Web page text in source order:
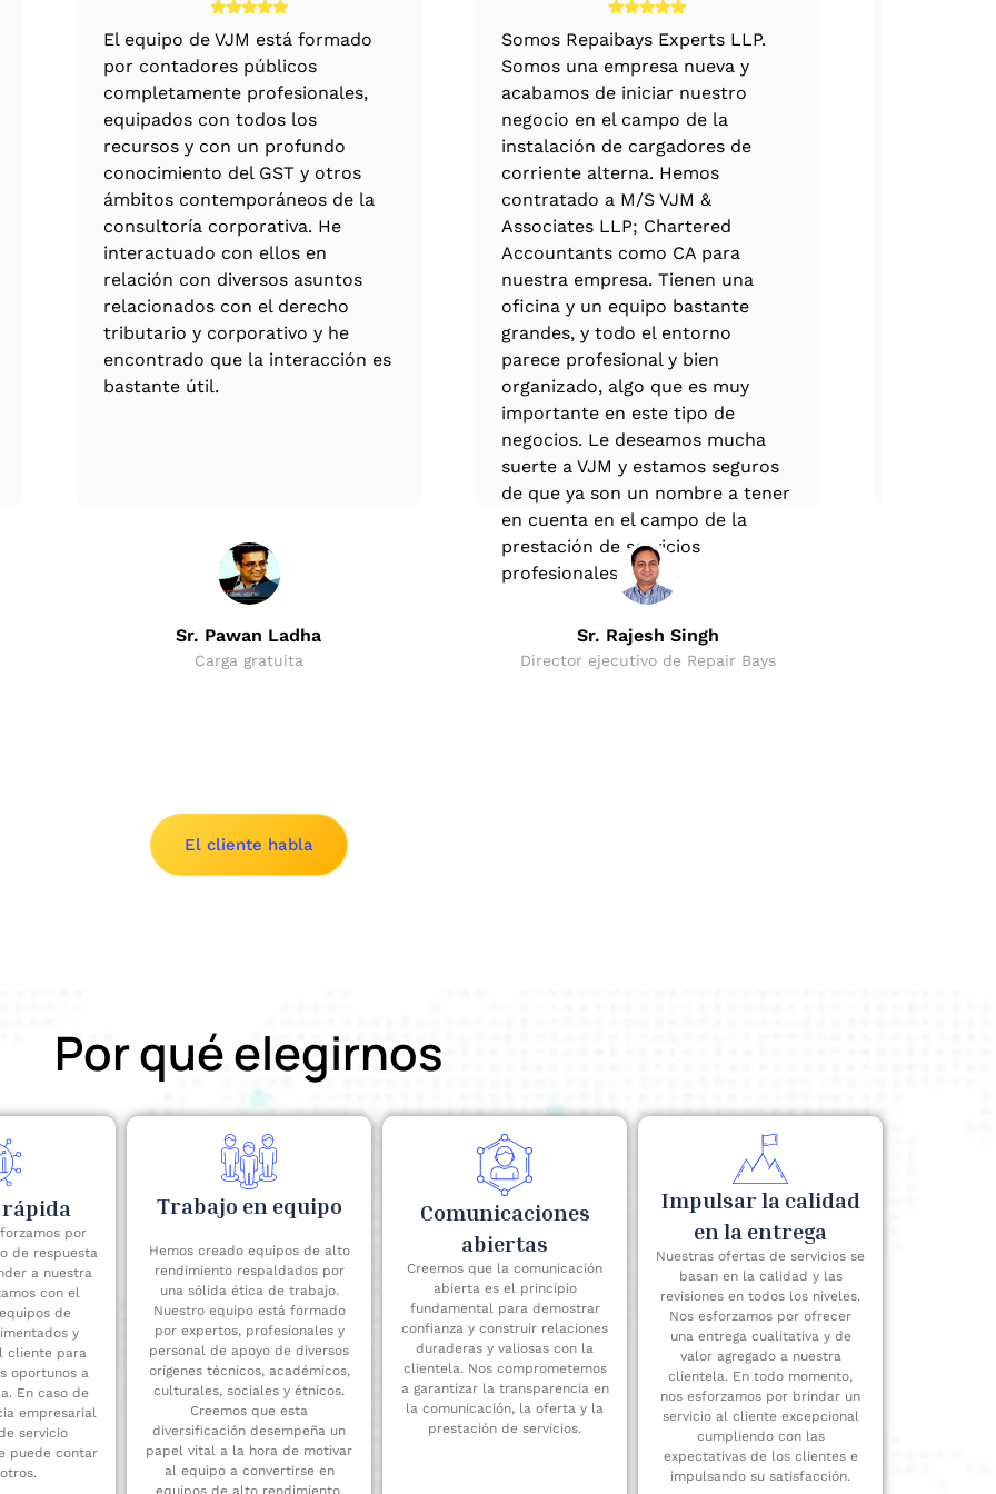
El equipo de VJM está formado
por contadores públicos
completamente profesionales,
equipados con todos los
recursos y con un profundo
conocimiento del GST y otros
ámbitos contemporáneos de la
consultoría corporativa. He
interactuado con ellos en
relación con diversos asuntos
relacionados con el derecho
tributario y corporativo y he
encontrado que la interacción es
bastante útil.
Sr. Pawan Ladha
Carga gratuita
Somos Repaibays Experts LLP.
Somos una empresa nueva y
acabamos de iniciar nuestro
negocio en el campo de la
instalación de cargadores de
corriente alterna. Hemos
contratado a M/S VJM &
Associates LLP; Chartered
Accountants como CA para
nuestra empresa. Tienen una
oficina y un equipo bastante
grandes, y todo el entorno
parece profesional y bien
organizado, algo que es muy
importante en este tipo de
negocios. Le deseamos mucha
suerte a VJM y estamos seguros
de que ya son un nombre a tener
en cuenta en el campo de la
prestación de servicios
profesionales de CA.
Sr. Rajesh Singh
Director ejecutivo de Repair Bays
El cliente habla
Por qué elegirnos
por
de respuesta
a nuestra
con el
de
y
cliente para
oportunos a
En caso de
empresarial
servicio
puede contar
Trabajo en equipo
Hemos creado equipos de alto
rendimiento respaldados por
una sólida ética de trabajo.
Nuestro equipo está formado
por expertos, profesionales y
personal de apoyo de diversos
orígenes técnicos, académicos,
culturales, sociales y étnicos.
Creemos que esta
diversificación desempeña un
papel vital a la hora de motivar
al equipo a convertirse en
equipos de alto rendimiento.
Comunicaciones
abiertas
Creemos que la comunicación
abierta es el principio
fundamental para demostrar
confianza y construir relaciones
duraderas y valiosas con la
clientela. Nos comprometemos
a garantizar la transparencia en
la comunicación, la oferta y la
prestación de servicios.
Impulsar la calidad
en la entrega
Nuestras ofertas de servicios se
basan en la calidad y las
revisiones en todos los niveles.
Nos esforzamos por ofrecer
una entrega cualitativa y de
valor agregado a nuestra
clientela. En todo momento,
nos esforzamos por brindar un
servicio al cliente excepcional
cumpliendo con las
expectativas de los clientes e
impulsando su satisfacción.